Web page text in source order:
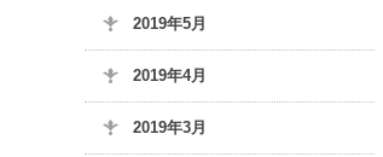
2019年5月
2019年4月
2019年3月